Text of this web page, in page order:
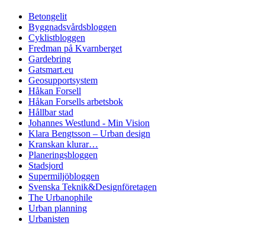
Betongelit
Byggnadsvårdsbloggen
Cyklistbloggen
Fredman på Kvarnberget
Gardebring
Gatsmart.eu
Geosupportsystem
Håkan Forsell
Håkan Forsells arbetsbok
Hållbar stad
Johannes Westlund - Min Vision
Klara Bengtsson – Urban design
Kranskan klurar…
Planeringsbloggen
Stadsjord
Supermiljöbloggen
Svenska Teknik&Designföretagen
The Urbanophile
Urban planning
Urbanisten